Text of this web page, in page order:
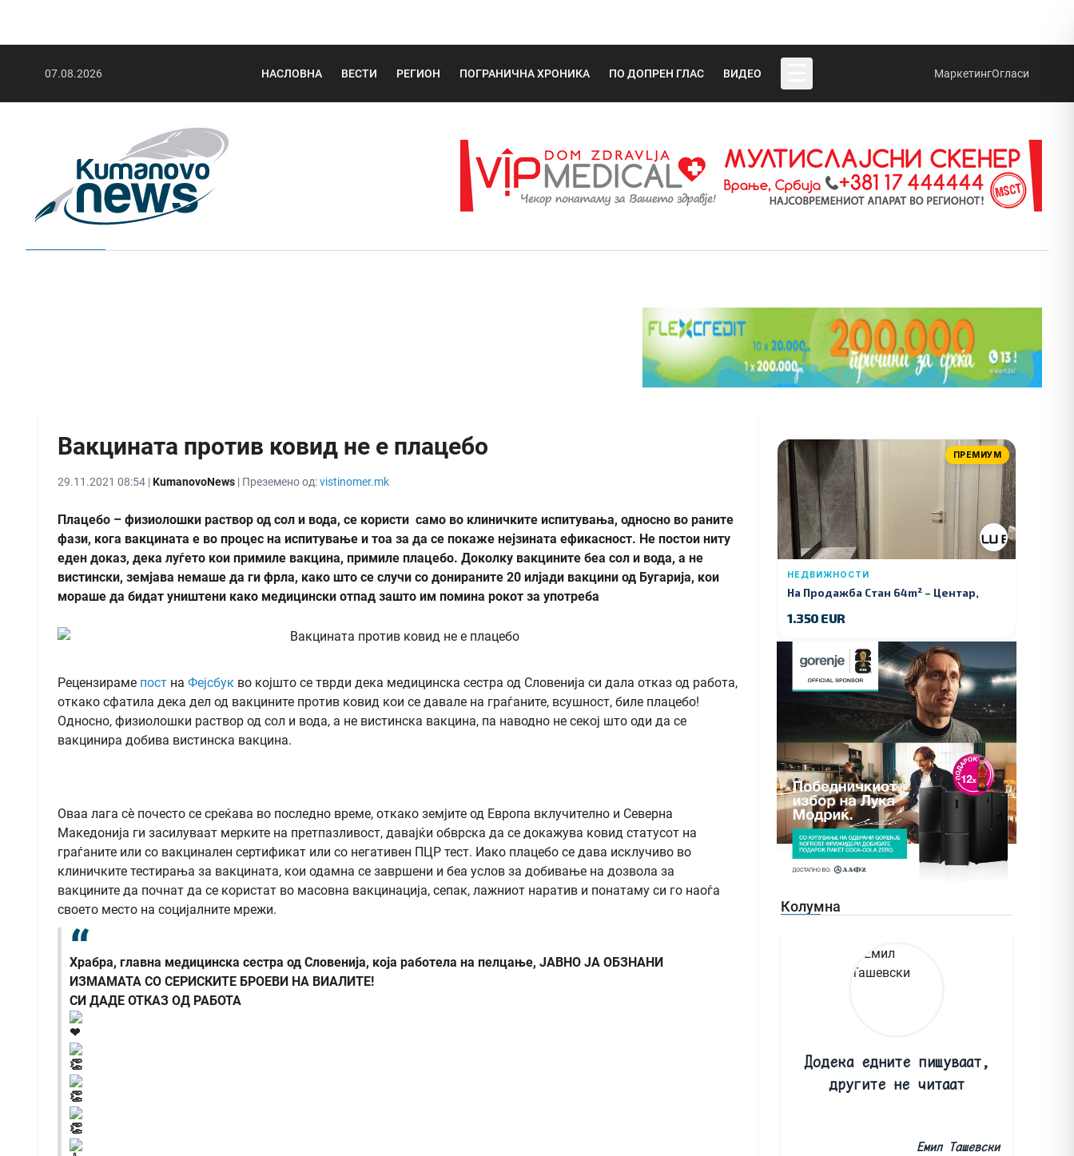
07.08.2026 НАСЛОВНА ВЕСТИ РЕГИОН ПОГРАНИЧНА ХРОНИКА ПО ДОПРЕН ГЛАС ВИДЕО МаркетингОгласи
Вакцината против ковид не е плацебо
29.11.2021 08:54 |KumanovoNews | Преземено од:vistinomer.mk
Плацебо – физиолошки раствор од сол и вода, се користи само во клиничките испитувања, односно во раните
фази, кога вакцината е во процес на испитување и тоа за да се покаже нејзината ефикасност. Не постои ниту
еден доказ, дека луѓето кои примиле вакцина, примиле плацебо. Доколку вакцините беа сол и вода, а не
вистински, земјава немаше да ги фрла, како што се случи со донираните 20 илјади вакцини од Бугарија, кои
мораше да бидат уништени како медицински отпад зашто им помина рокот за употреба
Рецензираме пост на Фејсбук во којшто се тврди дека медицинска сестра од Словенија си дала отказ од работа,
откако сфатила дека дел од вакцините против ковид кои се давале на граѓаните, всушност, биле плацебо!
Односно, физиолошки раствор од сол и вода, а не вистинска вакцина, па наводно не секој што оди да се
вакцинира добива вистинска вакцина.
Оваа лага сè почесто се среќава во последно време, откако земјите од Европа вклучително и Северна
Македонија ги засилуваат мерките на претпазливост, давајќи обврска да се докажува ковид статусот на
граѓаните или со вакцинален сертификат или со негативен ПЦР тест. Иако плацебо се дава исклучиво во
клиничките тестирања за вакцината, кои одамна се завршени и беа услов за добивање на дозвола за
вакцините да почнат да се користат во масовна вакцинација, сепак, лажниот наратив и понатаму си го наоѓа
своето место на социјалните мрежи.
Храбра, главна медицинска сестра од Словенија, која работела на пелцање, ЈАВНО ЈА ОБЗНАНИ
ИЗМАМАТА СО СЕРИСКИТЕ БРОЕВИ НА ВИАЛИТЕ!
СИ ДАДЕ ОТКАЗ ОД РАБОТА
ПРЕМИУМ
НЕДВИЖНОСТИ
На Продажба Стан 64m² – Центар,
1.350 EUR
Колумна
Додека едните пишуваат,
другите не читаат
Емил Ташевски